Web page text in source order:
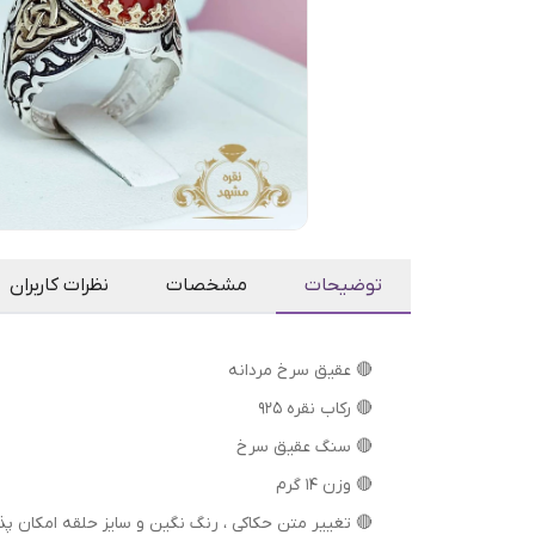
توضیحات مشخصات نظرات کاربران
🔴 عقیق سرخ مردانه
🔴 رکاب نقره 925
🔴 سنگ عقیق سرخ
🔴 وزن 14 گرم
🔴⁦⁩ تغییر متن حکاکی ، رنگ نگین و سایز حلقه امکان